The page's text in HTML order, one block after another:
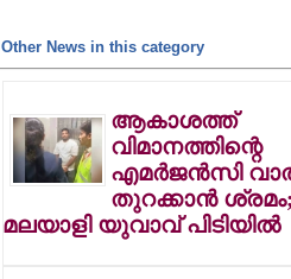
Other News in this category
ആകാശത്ത്
വിമാനത്തിന്റെ
എമര്‍ജന്‍സി
തുറക്കാന്‍
മലയാളി യുവാവ് പിടിയില്‍